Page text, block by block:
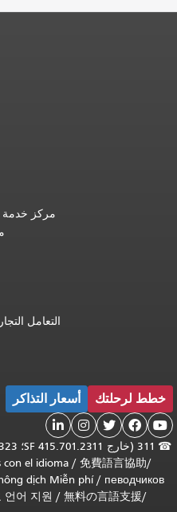
مركز خدمة
التعامل
خطط لرحلتك أسعار التذاكر





☎
/
免費語言協助
/
con el idioma
певодчиков
/
dịch Miễn phí
/
無料の言語支援
/
언어 지원